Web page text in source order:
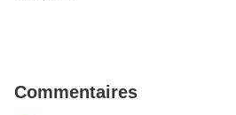
Commentaires